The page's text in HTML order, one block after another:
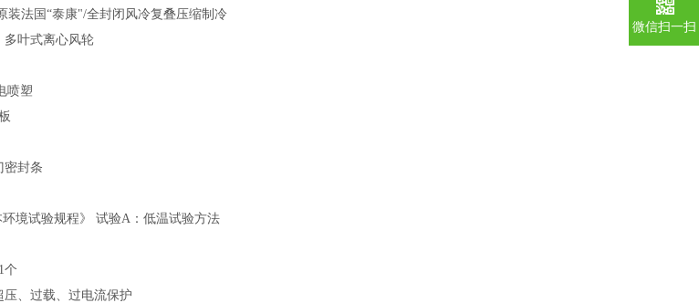
装法国“泰康"/全封闭风冷复叠压缩制冷
多叶式离心风轮
喷塑
密封条
境试验规程》 试验A：低温试验方法
个
、过载、过电流保护
微信扫一扫